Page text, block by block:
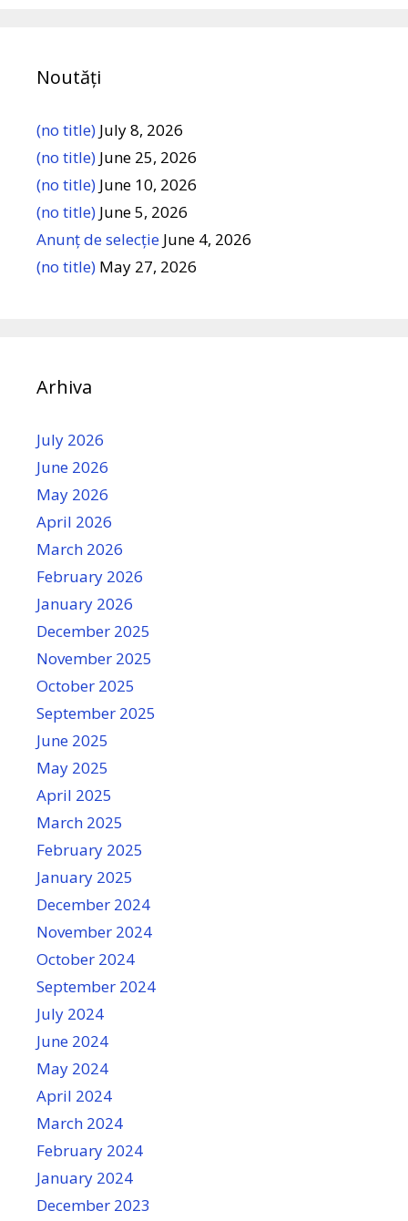
Noutăți
(no title) July 8, 2026
(no title) June 25, 2026
(no title) June 10, 2026
(no title) June 5, 2026
Anunț de selecție June 4, 2026
(no title) May 27, 2026
Arhiva
July 2026
June 2026
May 2026
April 2026
March 2026
February 2026
January 2026
December 2025
November 2025
October 2025
September 2025
June 2025
May 2025
April 2025
March 2025
February 2025
January 2025
December 2024
November 2024
October 2024
September 2024
July 2024
June 2024
May 2024
April 2024
March 2024
February 2024
January 2024
December 2023